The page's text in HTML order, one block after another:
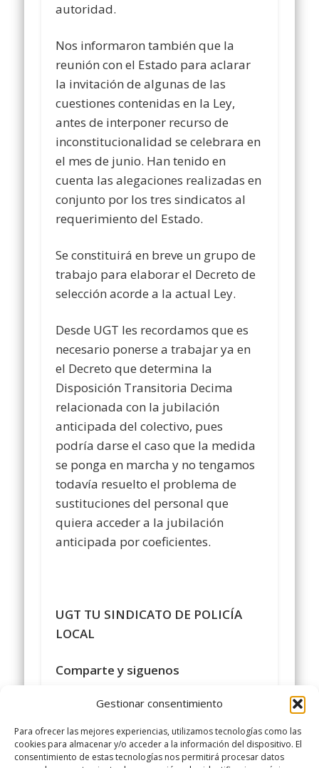
Gestionar consentimiento
Para ofrecer las mejores experiencias, utilizamos tecnologías como las
cookies para almacenar y/o acceder a la información del dispositivo. El
consentimiento de estas tecnologías nos permitirá procesar datos
autoridad.
Nos informaron también que la
reunión con el Estado para aclarar
la invitación de algunas de las
cuestiones contenidas en la Ley,
antes de interponer recurso de
inconstitucionalidad se celebrara en
el mes de junio. Han tenido en
cuenta las alegaciones realizadas en
conjunto por los tres sindicatos al
requerimiento del Estado.
Se constituirá en breve un grupo de
trabajo para elaborar el Decreto de
selección acorde a la actual Ley.
Desde UGT les recordamos que es
necesario ponerse a trabajar ya en
el Decreto que determina la
Disposición Transitoria Decima
relacionada con la jubilación
anticipada del colectivo, pues
podría darse el caso que la medida
se ponga en marcha y no tengamos
todavía resuelto el problema de
sustituciones del personal que
quiera acceder a la jubilación
anticipada por coeficientes.
UGT TU SINDICATO DE POLICÍA
LOCAL
Comparte y siguenos
https://www.facebook.com/
#sindicatopolicialocalugt#UGT
google.com/+SindicatoPolicíaLocalUGT
twitter.com/UGTPoliciaLocal